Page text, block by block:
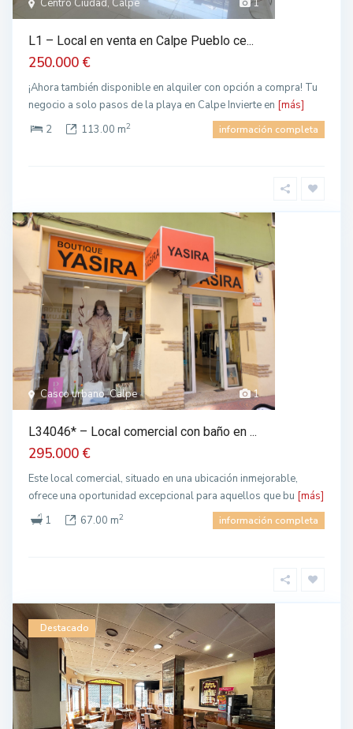
1
Centro Ciudad, Calpe
L1 – Local en venta en Calpe Pueblo ce...
250.000 €
¡Ahora también disponible en alquiler con opción a compra! Tu
negocio a solo pasos de la playa en Calpe Invierte en [más]
2
113.00 m2 información completa
1
Casco urbano, Calpe
L34046* – Local comercial con baño en ...
295.000 €
Este local comercial, situado en una ubicación inmejorable,
ofrece una oportunidad excepcional para aquellos que bu [más]
1
67.00 m2 información completa
Destacado